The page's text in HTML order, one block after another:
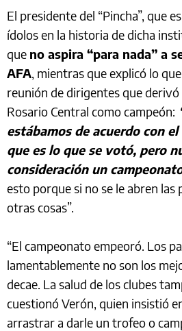
El presidente del “Pincha”, que
ídolos en la historia de dicha
que no aspira “para nada” a
AFA, mientras que explicó lo
reunión de dirigentes que derivó
Rosario Central como campeón:
estábamos de acuerdo con
que es lo que se votó, pero
consideración un
esto porque si no se le abren las
otras cosas”.
“El campeonato empeoró. Los
lamentablemente no son los
decae. La salud de los clubes
cuestionó Verón, quien insistió
arrastrar a darle un trofeo o